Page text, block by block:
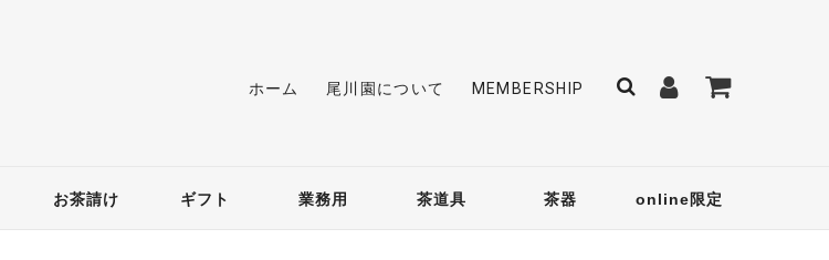
ホーム 尾川園について MEMBERSHIP
お茶請け ギフト 業務用 茶道具 茶器 online限定